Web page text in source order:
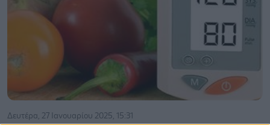
Δευτέρα, 27 Ιανουαρίου 2025, 15:31